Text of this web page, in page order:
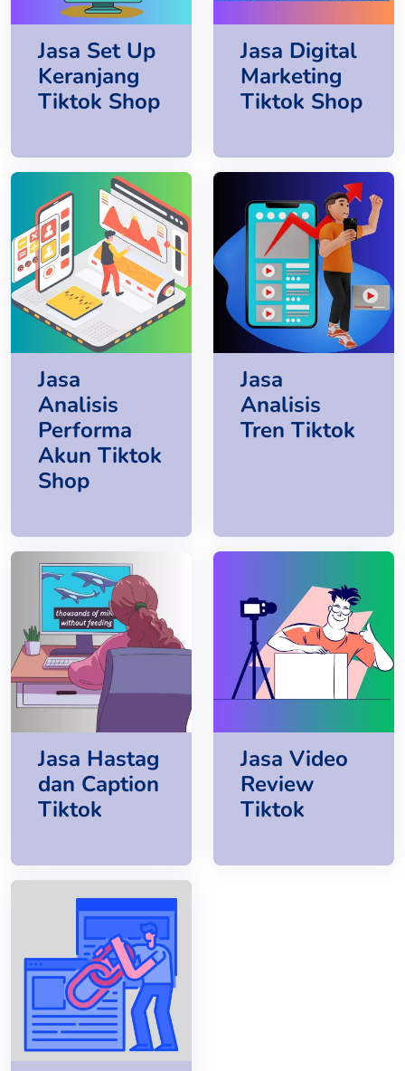
Jasa Set Up
Keranjang
Tiktok Shop
Jasa Digital
Marketing
Tiktok Shop
Jasa
Analisis
Performa
Akun Tiktok
Shop
Jasa
Analisis
Tren Tiktok
Jasa Hastag
dan Caption
Tiktok
Jasa Video
Review
Tiktok